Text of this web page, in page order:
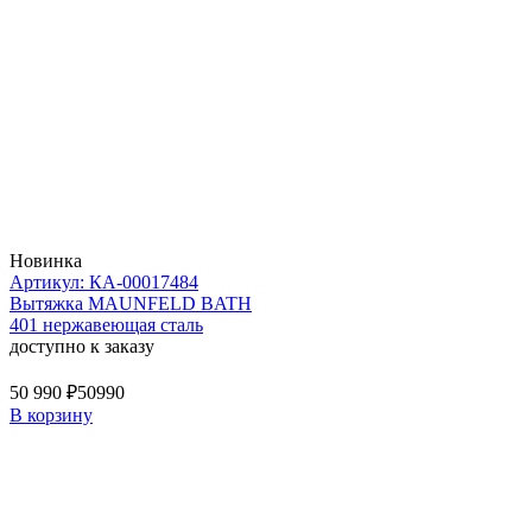
Новинка
Артикул: КА-00017484
Вытяжка MAUNFELD BATH
401 нержавеющая сталь
доступно к заказу
50 990 ₽50990
В корзину